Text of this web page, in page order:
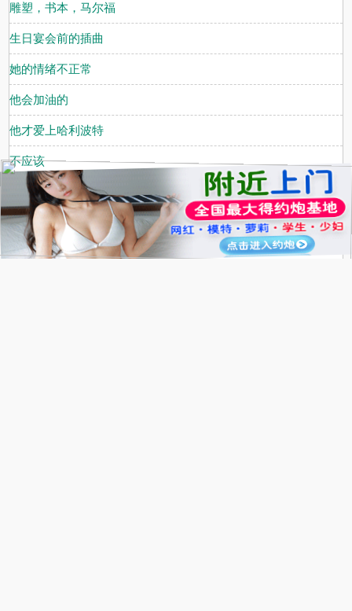
.
雕塑，书本，马尔福
生日宴会前的插曲
她的情绪不正常
他会加油的
他才爱上哈利波特
不应该
没什么问题
全部
事情还没到最坏
.